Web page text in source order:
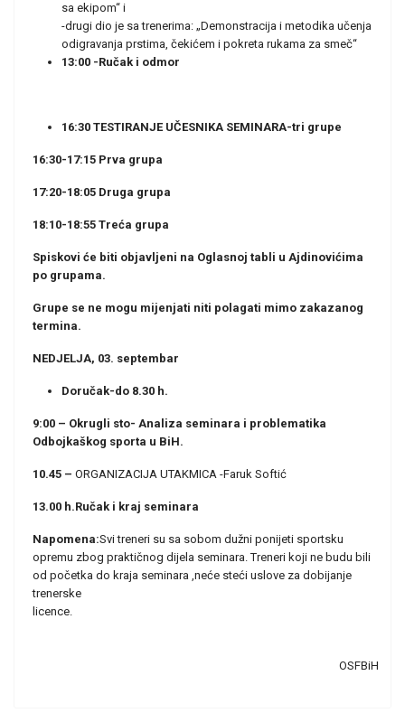
sa ekipom“ i
-drugi dio je sa trenerima: „Demonstracija i metodika učenja
odigravanja prstima, čekićem i pokreta rukama za smeč“
13:00 -Ručak i odmor
16:30 TESTIRANJE UČESNIKA SEMINARA-tri grupe
16:30-17:15 Prva grupa
17:20-18:05 Druga grupa
18:10-18:55 Treća grupa
Spiskovi će biti objavljeni na Oglasnoj tabli u Ajdinovićima
po grupama.
Grupe se ne mogu mijenjati niti polagati mimo zakazanog
termina.
NEDJELJA, 03. septembar
Doručak-do 8.30 h.
9:00 – Okrugli sto- Analiza seminara i problematika
Odbojkaškog sporta u BiH.
10.45 – ORGANIZACIJA UTAKMICA -Faruk Softić
13.00 h.Ručak i kraj seminara
Napomena:Svi treneri su sa sobom dužni ponijeti sportsku
opremu zbog praktičnog dijela seminara. Treneri koji ne budu bili
od početka do kraja seminara ,neće steći uslove za dobijanje
trenerske
licence.
OSFBiH